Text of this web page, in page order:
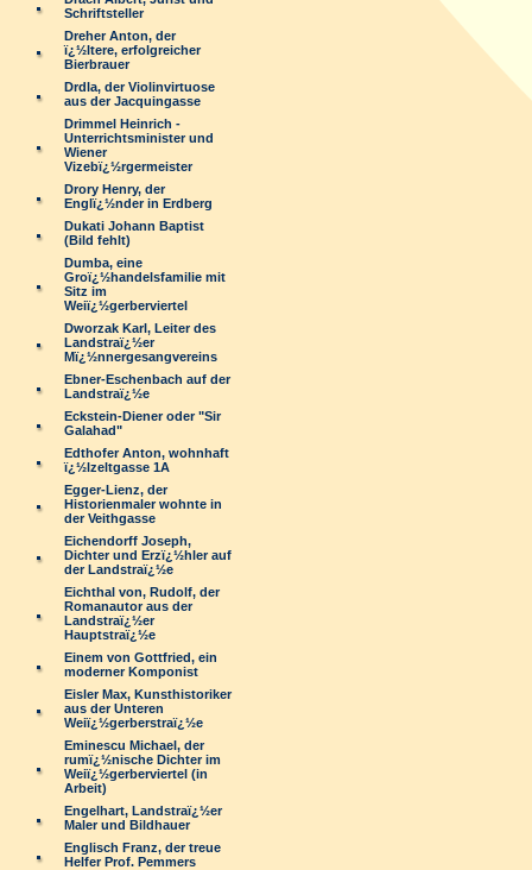
Schriftsteller
Dreher Anton, der
ï¿½ltere, erfolgreicher
Bierbrauer
Drdla, der Violinvirtuose
aus der Jacquingasse
Drimmel Heinrich -
Unterrichtsminister und
Wiener
Vizebï¿½rgermeister
Drory Henry, der
Englï¿½nder in Erdberg
Dukati Johann Baptist
(Bild fehlt)
Dumba, eine
Groï¿½handelsfamilie mit
Sitz im
Weiï¿½gerberviertel
Dworzak Karl, Leiter des
Landstraï¿½er
Mï¿½nnergesangvereins
Ebner-Eschenbach auf der
Landstraï¿½e
Eckstein-Diener oder "Sir
Galahad"
Edthofer Anton, wohnhaft
ï¿½lzeltgasse 1A
Egger-Lienz, der
Historienmaler wohnte in
der Veithgasse
Eichendorff Joseph,
Dichter und Erzï¿½hler auf
der Landstraï¿½e
Eichthal von, Rudolf, der
Romanautor aus der
Landstraï¿½er
Hauptstraï¿½e
Einem von Gottfried, ein
moderner Komponist
Eisler Max, Kunsthistoriker
aus der Unteren
Weiï¿½gerberstraï¿½e
Eminescu Michael, der
rumï¿½nische Dichter im
Weiï¿½gerberviertel (in
Arbeit)
Engelhart, Landstraï¿½er
Maler und Bildhauer
Englisch Franz, der treue
Helfer Prof. Pemmers